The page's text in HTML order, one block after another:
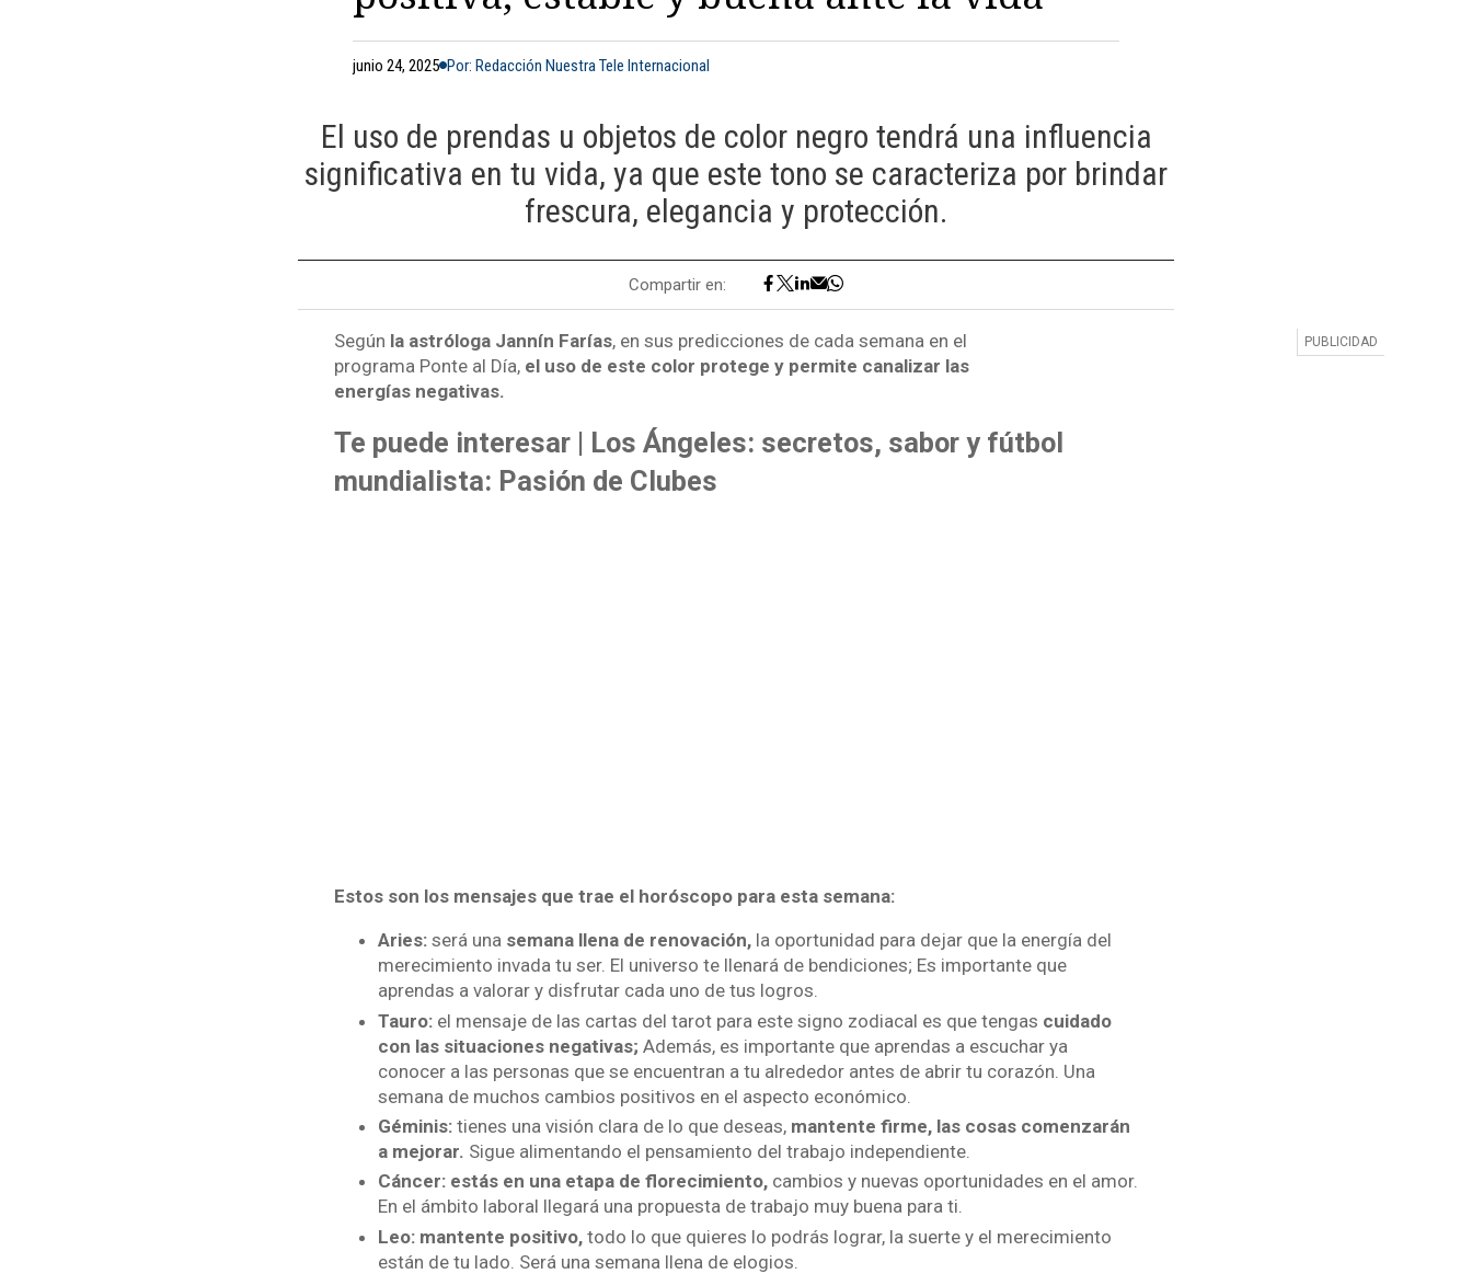
junio 24, 2025 Por: Redacción Nuestra Tele Internacional
El uso de prendas u objetos de color negro tendrá una influencia
significativa en tu vida, ya que este tono se caracteriza por brindar
frescura, elegancia y protección.
Compartir en:
Según la astróloga Jannín Farías, en sus predicciones de cada semana en el
programa Ponte al Día, el uso de este color protege y permite canalizar las
energías negativas.
Te puede interesar | Los Ángeles: secretos, sabor y fútbol
mundialista: Pasión de Clubes
Estos son los mensajes que trae el horóscopo para esta semana:
Aries:será una semana llena de renovación,la oportunidad para dejar que la energía del
merecimiento invada tu ser. El universo te llenará de bendiciones; Es importante que
aprendas a valorar y disfrutar cada uno de tus logros.
Tauro:el mensaje de las cartas del tarot para este signo zodiacal es que tengas cuidado
con las situaciones negativas; Además, es importante que aprendas a escuchar ya
conocer a las personas que se encuentran a tu alrededor antes de abrir tu corazón. Una
semana de muchos cambios positivos en el aspecto económico.
Géminis:tienes una visión clara de lo que deseas, mantente firme, las cosas comenzarán
a mejorar. Sigue alimentando el pensamiento del trabajo independiente.
Cáncer: estás en una etapa de florecimiento,cambios y nuevas oportunidades en el amor.
En el ámbito laboral llegará una propuesta de trabajo muy buena para ti.
Leo: mantente positivo,todo lo que quieres lo podrás lograr, la suerte y el merecimiento
están de tu lado. Será una semana llena de elogios.